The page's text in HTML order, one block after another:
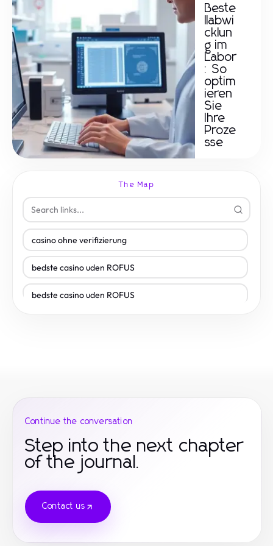
Beste
llabwi
cklun
g im
Labor
: So
optim
ieren
Sie
Ihre
Proze
sse
The Map
casino ohne verifizierung
bedste casino uden ROFUS
bedste casino uden ROFUS
9naga login
legjobb magyar casino
trang chủ 8kbet
Continue the conversation
Step into the next chapter
of the journal.
Contact us